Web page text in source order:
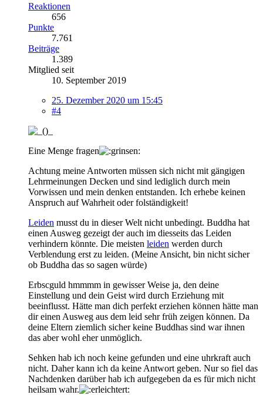
Reaktionen
656
Punkte
7.761
Beiträge
1.389
Mitglied seit
10. September 2019
25. Dezember 2020 um 15:45
#4
Eine Menge fragen
Achtung meine Antworten müssen sich nicht mit gängigen
Lehrmeinungen Decken und sind lediglich durch mein
Vorwissen und mein denken entstanden. Ich erhebe keinen
Anspruch auf Wahrheit oder folständigkeit!
Leiden musst du in dieser Welt nicht unbedingt. Buddha hat
einen Ausweg gezeigt der auch im diesseits das Leiden
verhindern könnte. Die meisten leiden werden durch
Verblendung erst zu leiden. (Meine Ansicht, bin nicht sicher
ob Buddha das so sagen würde)
Erbscguld hmmmm in gewisser Weise ja, den deine
Einstellung und dein Geist wird durch Erziehung mit
beeinflusst. Hätte man dich perfekt erziehen können hätte man
dir einen Ausweg aus dem leid sehr früh zeigen können. Da
deine Eltern ziemlich sicher keine Buddhas sind war ihnen
das aber wohl eher unmöglich.
Sehken hab ich noch keine gefunden und eine uhrkraft auch
nicht. Daher kann ich da keine Antwort geben. Nur so fiel das
Nachdenken darüber hab ich aufgegeben da es für mich nicht
heilsam wahr.